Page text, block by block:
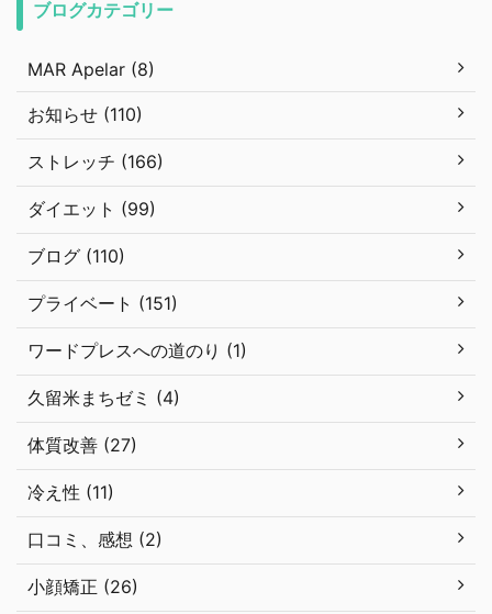
ブログカテゴリー
MAR Apelar (8)
お知らせ (110)
ストレッチ (166)
ダイエット (99)
ブログ (110)
プライベート (151)
ワードプレスへの道のり (1)
久留米まちゼミ (4)
体質改善 (27)
冷え性 (11)
口コミ、感想 (2)
小顔矯正 (26)